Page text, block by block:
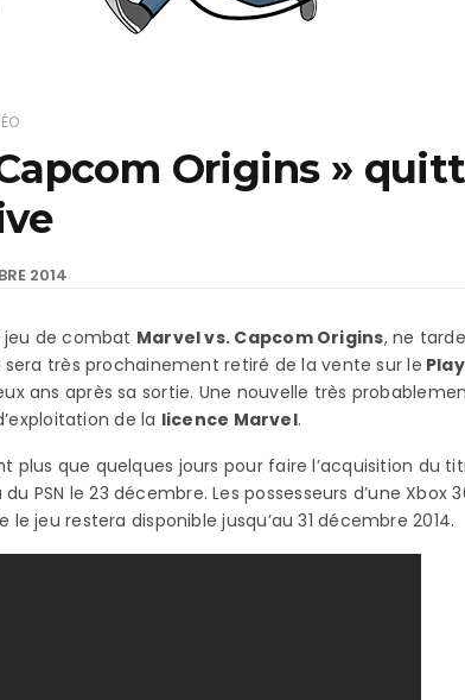
Origins »
2014
jeu de combat Marvel vs. Capcom Origins, ne
très prochainement retiré de la vente sur le
ans après sa sortie. Une nouvelle très
de la licence Marvel.
plus que quelques jours pour faire l’acquisition du
PSN le 23 décembre. Les possesseurs d’une Xbox
jeu restera disponible jusqu’au 31 décembre 2014.